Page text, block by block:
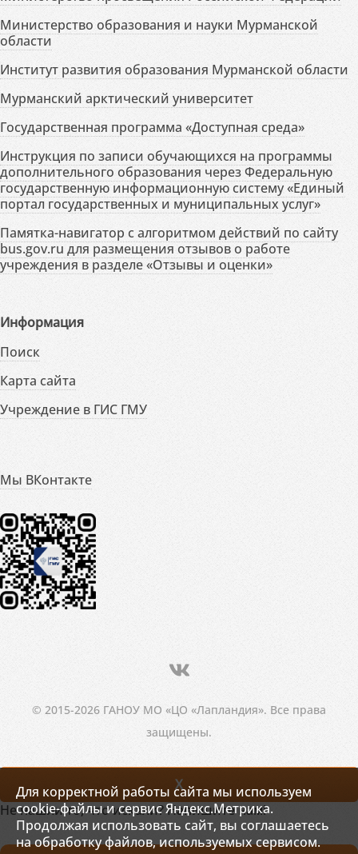
Министерство образования и науки Мурманской
области
Институт развития образования Мурманской области
Мурманский арктический университет
Государственная программа «Доступная среда»
Инструкция по записи обучающихся на программы
дополнительного образования через Федеральную
государственную информационную систему «Единый
портал государственных и муниципальных услуг»
Памятка-навигатор с алгоритмом действий по сайту
bus.gov.ru для размещения отзывов о работе
учреждения в разделе «Отзывы и оценки»
Информация
Поиск
Карта сайта
Учреждение в ГИС ГМУ
Мы ВКонтакте
© 2015-2026 ГАНОУ МО «ЦО «Лапландия». Все права
защищены.
Для корректной работы сайта мы используем
cookie-файлы и сервис Яндекс.Метрика.
Продолжая использовать сайт, вы соглашаетесь
на обработку файлов, используемых сервисом.
X
Не нашли то, что искали? Напишите нам!